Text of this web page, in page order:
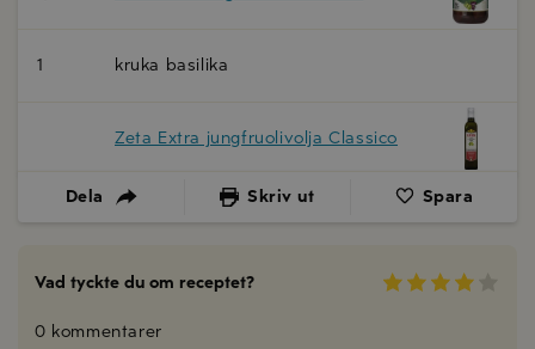
1 kruka basilika
Zeta Extra jungfruolivolja Classico
Dela Skriv ut Spara
Vad tyckte du om receptet?
0 kommentarer